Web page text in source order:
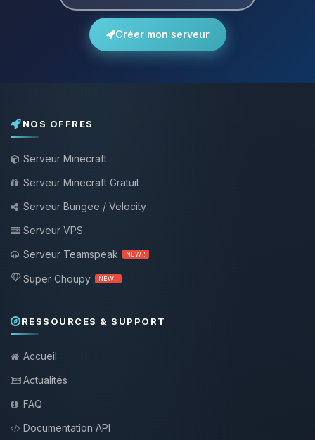
Créer mon serveur
NOS OFFRES
Serveur Minecraft
Serveur Minecraft Gratuit
Serveur Bungee / Velocity
Serveur VPS
Serveur Teamspeak
NEW !
Super Choupy NEW !
RESSOURCES & SUPPORT
Accueil
Actualités
FAQ
Documentation API